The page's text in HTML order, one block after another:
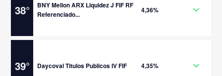
38°
BNY Mellon ARX Liquidez J FIF RF
Referenciado...
4,36%
39° Daycoval Titulos Publicos IV FIF 4,35%